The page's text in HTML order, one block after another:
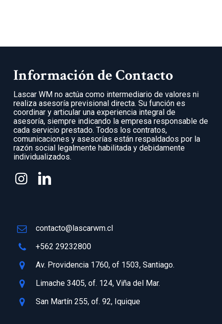
Información de Contacto
Lascar WM no actúa como intermediario de valores ni
realiza asesoría previsional directa. Su función es
coordinar y articular una experiencia integral de
asesoría, siempre indicando la empresa responsable de
cada servicio prestado. Todos los contratos,
comunicaciones y asesorías están respaldados por la
razón social legalmente habilitada y debidamente
individualizados.
contacto@lascarwm.cl
+562 29232800
Av. Providencia 1760, of 1503, Santiago.
Limache 3405, of. 124, Viña del Mar.
San Martín 255, of. 92, Iquique